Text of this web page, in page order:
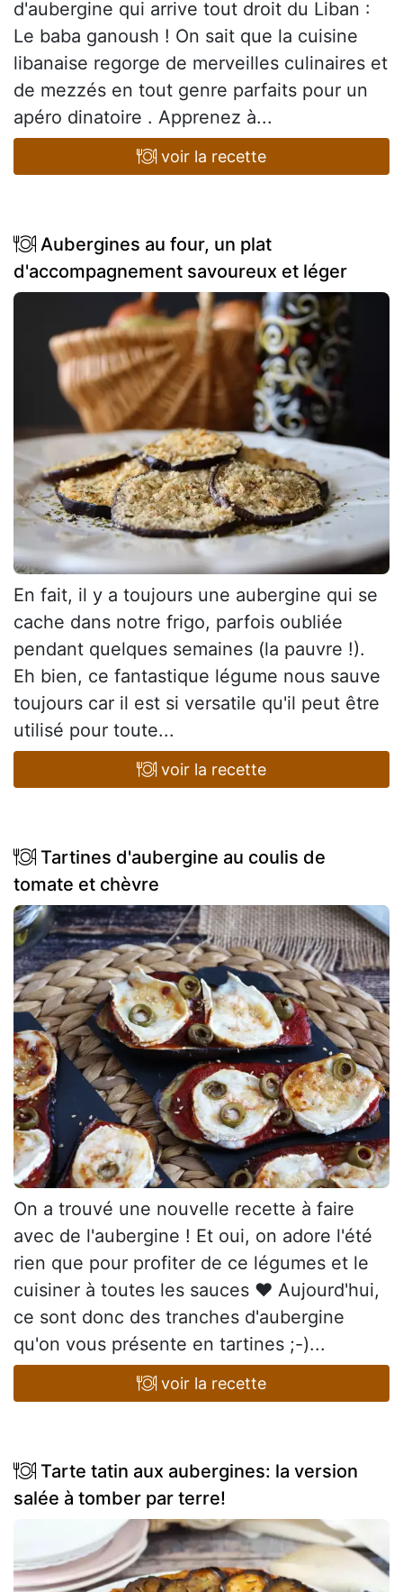
d'aubergine qui arrive tout droit du Liban :
Le baba ganoush ! On sait que la cuisine
libanaise regorge de merveilles culinaires et
de mezzés en tout genre parfaits pour un
apéro dinatoire . Apprenez à...
voir la recette
Aubergines au four, un plat
d'accompagnement savoureux et léger
En fait, il y a toujours une aubergine qui se
cache dans notre frigo, parfois oubliée
pendant quelques semaines (la pauvre !).
Eh bien, ce fantastique légume nous sauve
toujours car il est si versatile qu'il peut être
utilisé pour toute...
voir la recette
Tartines d'aubergine au coulis de
tomate et chèvre
On a trouvé une nouvelle recette à faire
avec de l'aubergine ! Et oui, on adore l'été
rien que pour profiter de ce légumes et le
cuisiner à toutes les sauces ♥ Aujourd'hui,
ce sont donc des tranches d'aubergine
qu'on vous présente en tartines ;-)...
voir la recette
Tarte tatin aux aubergines: la version
salée à tomber par terre!